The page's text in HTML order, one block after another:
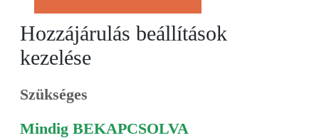
Hozzájárulás beállítások
kezelése
Szükséges
Mindig BEKAPCSOLVA